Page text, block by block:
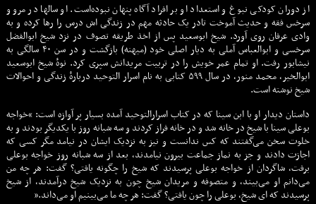
از دوران کودکی نبوغ و استعداد او بر افراد آگاه پنهان نبوده‌است. او سالها در مرو و
سرخس فقه و حدیث آموخت تادر یک حادثه مهم در زندگی اش درس را رها کرده و به
وادی عرفان روی آورد. شیخ ابوسعید پس از اخذ طریقه تصوف در نزد شیخ ابوالفضل
سرخسی و ابوالعباس آملی به دیار اصلی خود (میهنه) بازگشت و در سن ۴۰ سالگی به
نیشابور رفت. او تمام عمر خویش را در تربیت مریدانش سپری کرد. نوهٔ شیخ ابوسعید
ابوالخیر، محمد منور، در سال ۵۹۹ کتابی به نام اسرار التوحید دربارهٔ زندگی و احوالات
شیخ نوشته است.
داستان دیدار او با ابن سینا که در کتاب اسرارالتوحید آمده بسیار پر آوازه است: “خواجه
بوعلی سینا با شیخ در خانه شد و در خانه فراز کردند و سه شبانه روز با یکدیگر بودند و به
خلوت سخن می‌گفتند که کس ندانست و نیز به نزدیک ایشان در نیامد مگر کسی که
اجازت دادند و جز به نماز جماعت بیرون نیامدند، بعد از سه شبانه روز خواجه بوعلی
برفت، شاگردان از خواجه بوعلی پرسیدند که شیخ را چگونه یافتی؟ گفت: هر چه من
می‌دانم او می‌بیند، و متصوفه و مریدان شیخ چون به نزدیک شیخ درآمدند، از شیخ
پرسیدند که ای شیخ، بوعلی را چون یافتی؟ گفت: هر چه ما می‌بینیم او می‌داند.”